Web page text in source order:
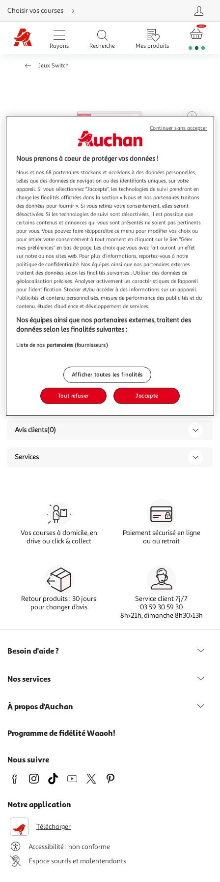
Aller
directement
au
contenu
Aller
directement
Aller
la
Choisir vos courses
Rayons Recherche Mes produits
Jeux Switch
The Unicorn Princess Nintendo Switch - Code de
Téléchargement
Jeu Nintendo Switch - Code à Télécharger
En savoir +
Vous voulez connaître le prix de ce produit ?
Caractéristiques
Avis clients(0)
Services
Vos courses à domicile, en
drive ou click & collect
Paiement sécurisé en ligne
ou au retrait
Retour produits : 30 jours
pour changer d’avis
Service client 7j/7
03 59 30 59 30
8h>21h, dimanche 8h30>13h
Besoin d'aide ?
Nos services
À propos d'Auchan
Programme de fidélité Waaoh!
Nous suivre
Notre application
Télécharger
Accessibilité : non conforme
Espace sourds et malentendants
Nous prenons à coeur de protéger vos données !
Nous et nos 68 partenaires stockons et accédons à des données personnelles,
telles que des données de navigation ou des identifiants uniques, sur votre
appareil. Si vous sélectionnez "J'accepte", les technologies de suivi prendront en
charge les finalités affichées dans la section « Nous et nos partenaires traitons
des données pour fournir ». Si vous retirez votre consentement, elles seront
désactivées. Si les technologies de suivi sont désactivées, il est possible que
certains contenus et annonces qui vous sont présentés ne soient pas pertinents
pour vous. Vous pouvez faire réapparaître ce menu pour modifier vos choix ou
pour retirer votre consentement à tout moment en cliquant sur le lien "Gérer
mes préférences" en bas de page. Les choix que vous avez fait auront un effet
sur notre ou nos sites web. Pour plus d’informations, reportez-vous à notre
politique de confidentialité. Nos équipes ainsi que nos partenaires externes
traitent des données selon les finalités suivantes : Utiliser des données de
géolocalisation précises. Analyser activement les caractéristiques de l’appareil
pour l’identification. Stocker et/ou accéder à des informations sur un appareil.
Publicités et contenu personnalisés, mesure de performance des publicités et du
contenu, études d’audience et développement de services.
Nos équipes ainsi que nos partenaires externes, traitent des
données selon les finalités suivantes :
Liste de nos partenaires (fournisseurs)
Afficher toutes les finalités
Tout refuser J'accepte
Continuer sans accepter